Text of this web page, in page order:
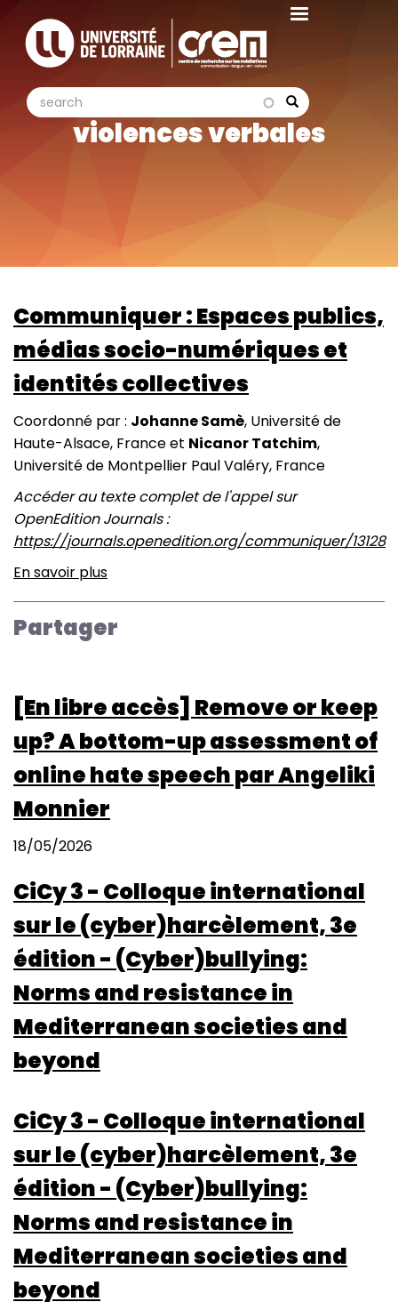
contenu
Search
search search
violences verbales
Communiquer : Espaces publics,
médias socio-numériques et
identités collectives
Coordonné par : Johanne Samè, Université de
Haute-Alsace, France et Nicanor Tatchim,
Université de Montpellier Paul Valéry, France
Accéder au texte complet de l'appel sur
OpenEdition Journals :
https://journals.openedition.org/communiquer/13128
En savoir plus
Espaces
socio-
et
identités
collectives
Partager
[En libre accès] Remove or keep
up? A bottom-up assessment of
online hate speech par Angeliki
Monnier
18/05/2026
CiCy 3 - Colloque international
sur le (cyber)harcèlement, 3e
édition - (Cyber)bullying:
Norms and resistance in
Mediterranean societies and
beyond
CiCy 3 - Colloque international
sur le (cyber)harcèlement, 3e
édition - (Cyber)bullying:
Norms and resistance in
Mediterranean societies and
beyond